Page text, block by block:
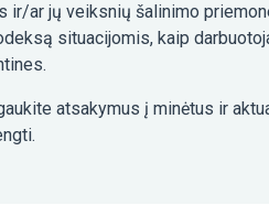
ar jų veiksnių šalinimo
situacijomis, kaip
atsakymus į minėtus ir